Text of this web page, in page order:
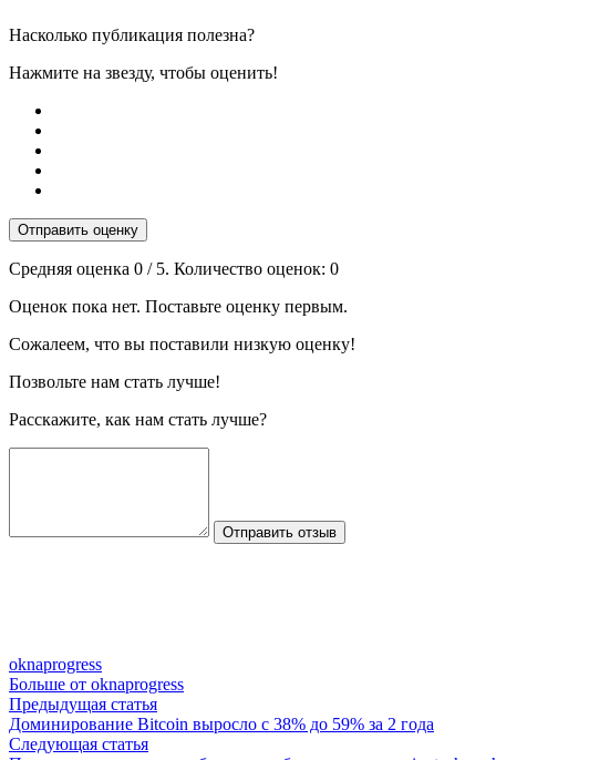
Насколько публикация полезна?
Нажмите на звезду, чтобы оценить!
Отправить оценку
Средняя оценка 0 / 5. Количество оценок: 0
Оценок пока нет. Поставьте оценку первым.
Сожалеем, что вы поставили низкую оценку!
Позвольте нам стать лучше!
Расскажите, как нам стать лучше?
Отправить отзыв
oknaprogress
Больше от oknaprogress
Навигация
по
Предыдущая статьяПредыдущая
статья:
Доминирование Bitcoin выросло с 38% до 59% за 2 года
Следующая статьяСледующая